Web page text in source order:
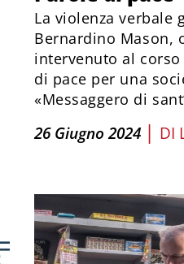
La violenza verbale
Bernardino Mason,
intervenuto al
di pace per una
«Messaggero di
26 Giugno 2024 | DI